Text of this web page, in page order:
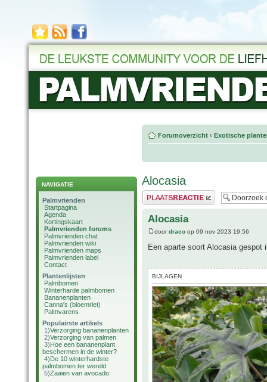
NAVIGATIE
Palmvrienden
Startpagina
Agenda
Kortingskaart
Palmvrienden forums
Palmvrienden chat
Palmvrienden wiki
Palmvrienden maps
Palmvrienden label
Contact
Plantenlijsten
Palmbomen
Winterharde palmbomen
Bananenplanten
Canna's (bloemriet)
Palmvarens
Populairste artikels
1)Verzorging bananenplanten
2)Verzorging van palmen
3)Hoe een bananenplant
beschermen in de winter?
4)De 10 winterhardste
palmbomen ter wereld
5)Zaaien van avocado
Forumoverzicht ‹ Exotische
Alocasia
Plaats een reactie
Alocasia
doordraco op 09 nov 2023 19:56
Een aparte soort Alocasia gespot
BIJLAGEN